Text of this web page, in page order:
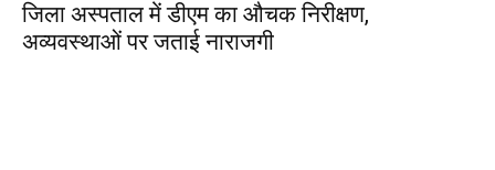
जिला अस्पताल में डीएम का औचक निरीक्षण,
अव्यवस्थाओं पर जताई नाराजगी